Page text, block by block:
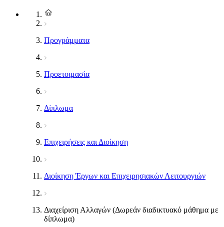
Προγράμματα
Προετοιμασία
Δίπλωμα
Επιχειρήσεις και Διοίκηση
Διοίκηση Έργων και Επιχειρησιακών Λειτουργιών
Διαχείριση Αλλαγών (Δωρεάν διαδικτυακό μάθημα με
δίπλωμα)